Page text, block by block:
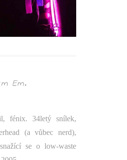
Em.
fénix. 34letý snílek,
(a vůbec nerd),
se o low-waste